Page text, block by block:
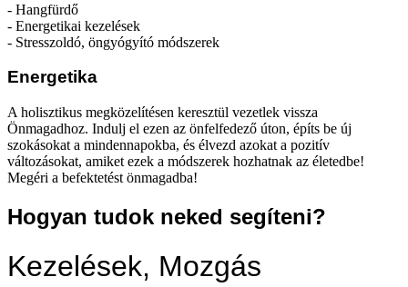
- Hangfürdő
- Energetikai kezelések
- Stresszoldó, öngyógyító módszerek
Energetika
A holisztikus megközelítésen keresztül vezetlek vissza
Önmagadhoz. Indulj el ezen az önfelfedező úton, építs be új
szokásokat a mindennapokba, és élvezd azokat a pozitív
változásokat, amiket ezek a módszerek hozhatnak az életedbe!
Megéri a befektetést önmagadba!
Hogyan tudok neked segíteni?
Kezelések, Mozgás